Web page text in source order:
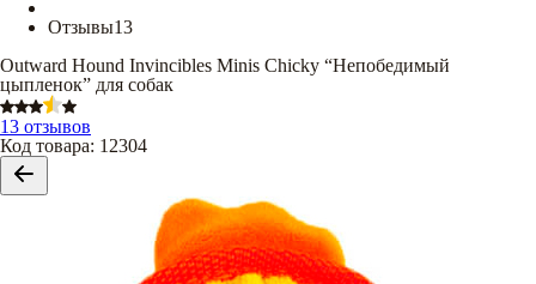
Отзывы13
Outward Hound Invincibles Minis Chicky “Непобедимый
цыпленок” для собак
13 отзывов
Код товара: 12304